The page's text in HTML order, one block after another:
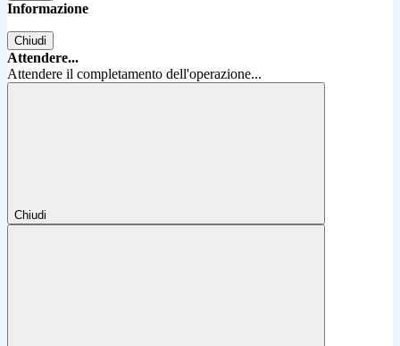
Informazione
Chiudi
Attendere...
Attendere il completamento dell'operazione...
Chiudi